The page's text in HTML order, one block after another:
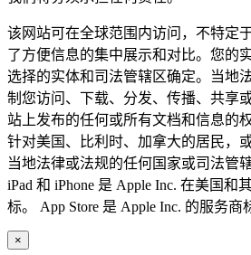
该网站可在全球范围内访问，不特定
了方便信息的集中展示和对比。您的
选择的实体和司法管辖区确定。当地
制您访问、下载、分发、传播、共享
站上发布的任何或所有文档和信息的
针对美国、比利时、加拿大的居民，
当地法律或法规的任何国家或司法管
iPad 和 iPhone 是 Apple Inc. 在美国和
标。 App Store 是 Apple Inc. 的服务商
×